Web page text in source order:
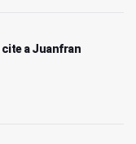
cite a Juanfran